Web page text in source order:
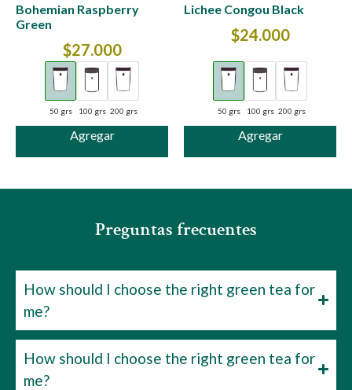
Bohemian Raspberry
Green
$27.000
Agregar
50 grs 100 grs 200 grs
Lichee Congou Black
$24.000
Agregar
50 grs 100 grs 200 grs
Preguntas frecuentes
How should I choose the right green tea for
me?
How should I choose the right green tea for
me?